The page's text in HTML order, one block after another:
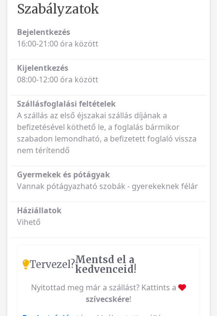
Szabályzatok
Bejelentkezés
16:00-21:00 óra között
Kijelentkezés
08:00-12:00 óra között
Szállásfoglalási feltételek
A szállás az első éjszakai szállás díjának a
befizetésével köthető le, a foglalás bármikor
szabadon lemondható, a befizetett foglaló vissza
nem térítendő
Gyermekek és pótágyak
Vannak pótágyazható szobák - gyerekeknek félár
Háziállatok
Vihető
Tervezel?Mentsd el a
kedvenceid!
Nyitottad meg már a szállást? Kattints a
szívecskére!